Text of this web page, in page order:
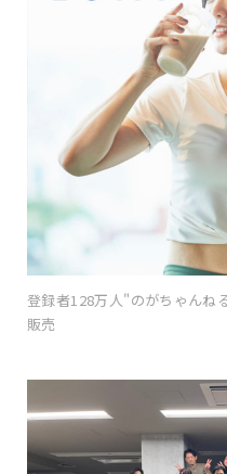
登録者128万人"のがちゃんね
販売